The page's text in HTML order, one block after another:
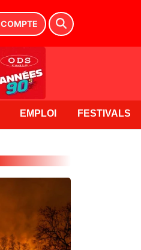
COMPTE
EMPLOI FESTIVALS